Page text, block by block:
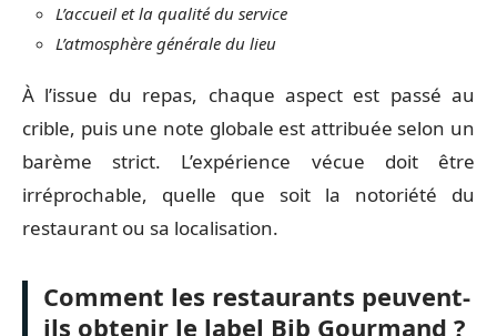
L’accueil et la qualité du service
L’atmosphère générale du lieu
À l’issue du repas, chaque aspect est passé au
crible, puis une note globale est attribuée selon un
barème strict. L’expérience vécue doit être
irréprochable, quelle que soit la notoriété du
restaurant ou sa localisation.
Comment les restaurants peuvent-
ils obtenir le label Bib Gourmand ?